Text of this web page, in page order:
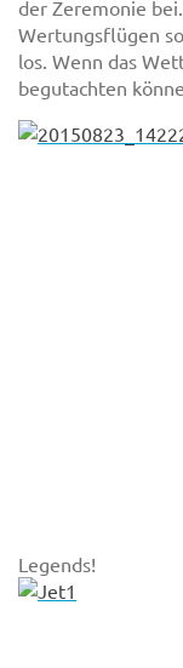
der Zeremonie
Wertungsflügen
los. Wenn das
begutachten
Die
Legends!